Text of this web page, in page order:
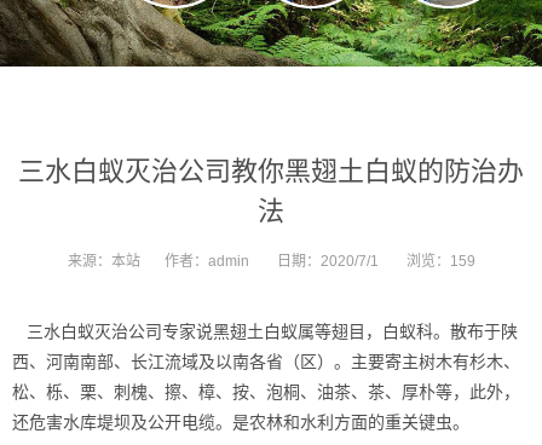
三水白蚁灭治公司教你黑翅土白蚁的防治办
法
来源： 本站 作者： admin 日期： 2020/7/1 浏览： 159
三水白蚁灭治公司专家说黑翅土白蚁属等翅目，白蚁科。散布于陕
西、河南南部、长江流域及以南各省（区）。主要寄主树木有杉木、
松、栎、栗、刺槐、擦、樟、按、泡桐、油茶、茶、厚朴等，此外，
还危害水库堤坝及公开电缆。是农林和水利方面的重关键虫。